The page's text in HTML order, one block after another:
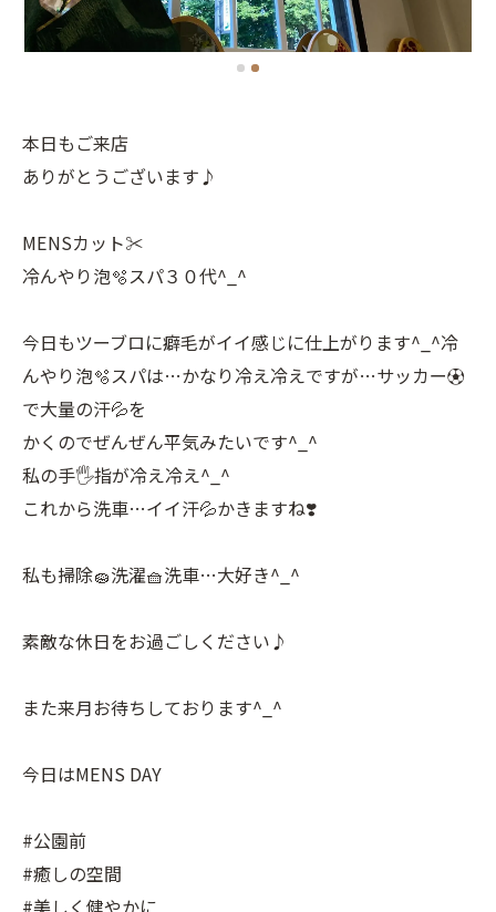
本日もご来店
ありがとうございます♪
MENSカット✂️
冷んやり泡🫧スパ３０代^_^
今日もツーブロに癖毛がイイ感じに仕上がります^_^冷
んやり泡🫧スパは…かなり冷え冷えですが…サッカー⚽️
で大量の汗💦を
かくのでぜんぜん平気みたいです^_^
私の手🖐️指が冷え冷え^_^
これから洗車…イイ汗💦かきますね❣️
私も掃除🧽洗濯🧺洗車…大好き^_^
素敵な休日をお過ごしください♪
また来月お待ちしております^_^
今日はMENS DAY
#公園前
#癒しの空間
#美しく健やかに